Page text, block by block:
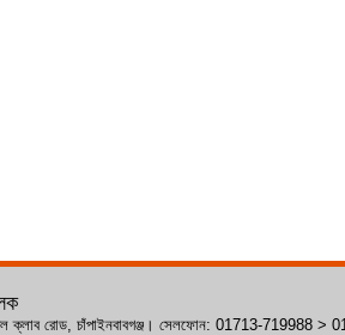
স্কুল ক্লাব রোড, চাঁপাইনবাবগঞ্জ। সেলফোন: 01713-